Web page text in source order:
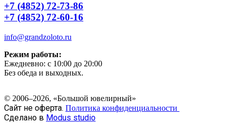
+7 (4852) 72-73-86
+7 (4852) 72-60-16
info@grandzoloto.ru
Режим работы:
Ежедневно: с 10:00 до 20:00
Без обеда и выходных.
© 2006–2026, «Большой ювелирный»
Сайт не оферта. Политика конфиденциальности
Сделано в Modus studio